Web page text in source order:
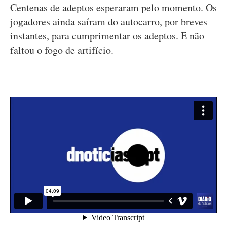
Centenas de adeptos esperaram pelo momento. Os
jogadores ainda saíram do autocarro, por breves
instantes, para cumprimentar os adeptos. E não
faltou o fogo de artifício.